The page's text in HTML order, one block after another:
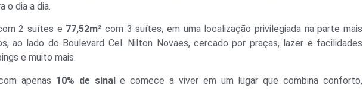
o dia a dia.
2 suítes e 77,52m² com 3 suítes, em uma localização privilegiada na parte mais
ao lado do Boulevard Cel. Nilton Novaes, cercado por praças, lazer e facilidades
e muito mais.
apenas 10% de sinale comece a viver em um lugar que combina conforto,